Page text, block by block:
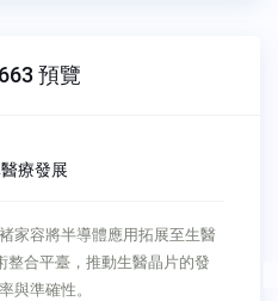
預覽
療發展
家容將半導體應用拓展至生醫
整合平臺，推動生醫晶片的發
與準確性。